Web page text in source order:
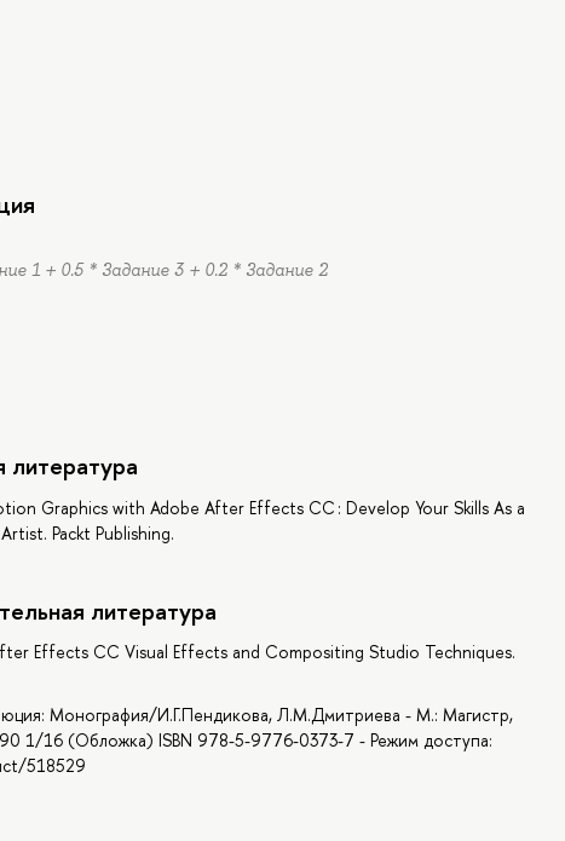
1 + 0.5 * Задание 3 + 0.2 * Задание 2
литература
Graphics with Adobe After Effects CC : Develop Your Skills As a
Packt Publishing.
литература
Effects CC Visual Effects and Compositing Studio Techniques.
Монография/И.Г.Пендикова, Л.М.Дмитриева - М.: Магистр,
1/16 (Обложка) ISBN 978-5-9776-0373-7 - Режим доступа:
518529